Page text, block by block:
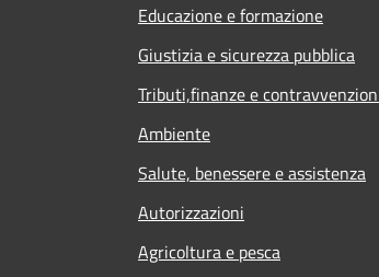
Educazione e formazione
Giustizia e sicurezza pubblica
Tributi,finanze e
Ambiente
Salute, benessere e assistenza
Autorizzazioni
Agricoltura e pesca